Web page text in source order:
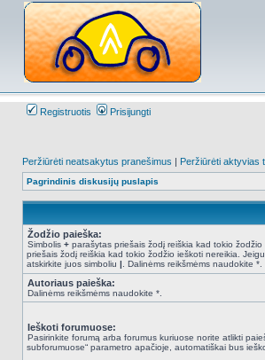
Registruotis Prisijungti
Peržiūrėti neatsakytus pranešimus | Peržiūrėti aktyvias
Pagrindinis diskusijų puslapis
Žodžio paieška:
Simbolis + parašytas priešais žodį reiškia kad tokio žodžio
priešais žodį reiškia kad tokio žodžio ieškoti nereikia.
atskirkite juos simboliu | . Dalinėms reikšmėms naudokite *.
Autoriaus paieška:
Dalinėms reikšmėms naudokite *.
Ieškoti forumuose:
Pasirinkite forumą arba forumus kuriuose norite atlikti
subforumuose“ parametro apačioje, automatiškai bus